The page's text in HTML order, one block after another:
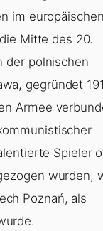
im
Mitte des 20.
der polnischen
gegründet
Armee
Spieler
wurden,
Poznań, als